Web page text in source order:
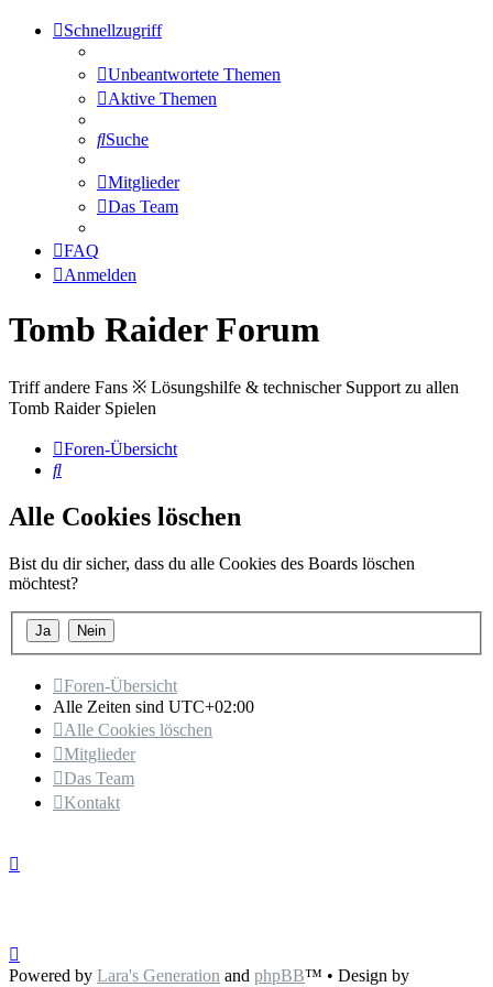
Schnellzugriff
Unbeantwortete Themen
Aktive Themen
Suche
Mitglieder
Das Team
FAQ
Anmelden
Tomb Raider Forum
Triff andere Fans ※ Lösungshilfe & technischer Support zu allen
Tomb Raider Spielen
Foren-Übersicht
Suche
Alle Cookies löschen
Bist du dir sicher, dass du alle Cookies des Boards löschen
möchtest?
Foren-Übersicht
Alle Zeiten sind UTC+02:00
Alle Cookies löschen
Mitglieder
Das Team
Kontakt
Powered by Lara's Generation and phpBB™ • Design by